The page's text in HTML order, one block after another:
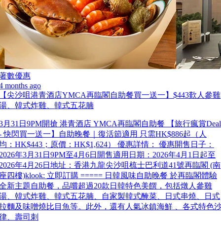
數優惠
months ago
尖沙咀港青酒店YMCA再臨閣自助餐買一送一】$443歎人參雞
、韓式炸雞、韓式五花腩
月31日9PM開搶 港青酒店 YMCA再臨閣自助餐 【旅行瘋賞Deal
快閃買一送一】自助晚餐｜復活節適用 只需HK$886起（人
：HK$443；原價：HK$1,624） 優惠詳情： 優惠開售日子：
年3月31日9PM至4月6日開售適用日期：2026年4月1日起至
年4月26日地址：香港九龍尖沙咀梳士巴利道41號再臨閣 (南
四樓)klook: 立即訂購 ===== 日韓風味自助晚餐 於再臨閣體驗
新主題自助餐，品嚐超過20款日韓特色美饌，包括燉人參雞
、韓式炸雞、韓式五花腩、自家製韓式醃菜、日式串燒、日式
麵及味噌燒比目魚等。此外，還有人氣冰鎮海鮮 、各式特色
、壽司刺